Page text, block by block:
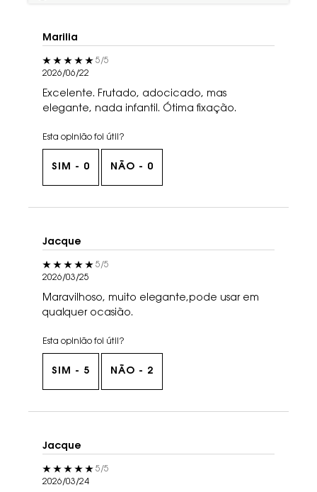
Marilia
5 out of 5 stars.5/5
2026/06/22
Excelente. Frutado, adocicado, mas
elegante, nada infantil. Ótima fixação.
Esta opinião foi útil?
SIM - 0 NÃO - 0
Jacque
5 out of 5 stars.5/5
2026/03/25
Maravilhoso, muito elegante,pode usar em
qualquer ocasião.
Esta opinião foi útil?
SIM - 5 NÃO - 2
Jacque
5 out of 5 stars.5/5
2026/03/24